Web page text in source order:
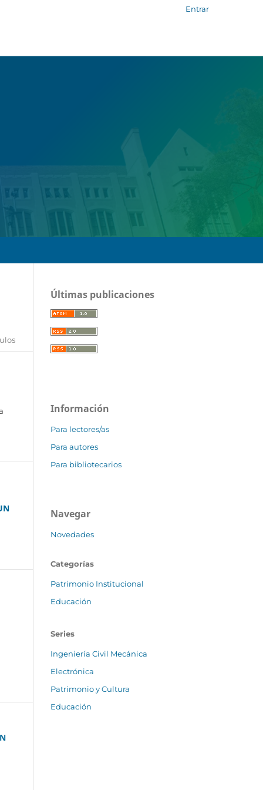
Entrar
Últimas publicaciones
Información
Para lectores/as
Para autores
Para bibliotecarios
Navegar
Novedades
Categorías
Patrimonio Institucional
Educación
Series
Ingeniería Civil Mecánica
Electrónica
Patrimonio y Cultura
Educación